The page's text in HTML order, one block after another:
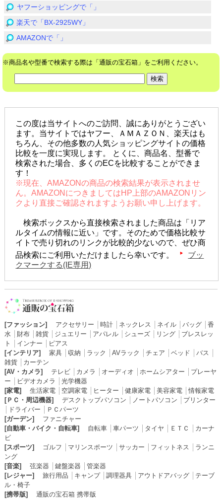
ヤフーショッピングで「」
楽天で「BX-2925WY」
AMAZONで「」
※商品名や型番で検索する際は「通販の宝石箱」をご利用ください。
この度は当サイトへのご訪問、誠にありがとうござい
ます。当サイトではヤフー、ＡＭＡＺＯＮ、楽天はも
ちろん、その他多数の人気ショッピングサイトの価格
比較を一度に実現します。 とくに、商品名、型番で
検索された場合、多くのECを比較することができま
す！
※現在、AMAZONの商品の検索結果が表示されませ
ん。AMAZONにつきましてはHP上部のAMAZONリン
クより直接ご確認されますようお願い申し上げます。
検索ボックスから直接検索されました商品は「リア
ルタイムの情報に近い」です。そのためで価格比較サ
イトで売り切れのリンクが比較的少ないので、ぜひ商
品検索にご利用いただけましたら幸いです。
ブッ
クマークする(IE専用)
[ファッション] アクセサリー 時計│ ネックレス ネイル│ バッグ│ 香
水
財布│ 雑貨│ ジュエリー アパレル│ シューズ│ リング│ ブレスレッ
ト
インナー
ピアス
[インテリア]
家具│ 収納 ラック AVラック チェア ベッド バス
雑貨│ カーテン
[AV・カメラ]
テレビ│ カメラ オーディオ ホームシアター
プレーヤ
ー
ビデオカメラ
光学機器
[家電]
生活家電│ 空調家電│ ヒーター 健康家電│ 美容家電│情報家電
[ＰＣ・周辺機器]
デスクトップパソコン ノートパソコン
プリンター
ドライバー
ＰＣパーツ
[ガーデン]
ファニチャー
[自動車・バイク・自転車]
自転車│ 車パーツ タイヤ ＥＴＣ
カーナ
ビ
[スポーツ]
ゴルフ マリンスポーツ サッカー フィットネス
ランニ
ング
[音楽]
弦楽器 鍵盤楽器
管楽器
[レジャー]
旅行用品 キャンプ│ 調理器具│ アウトドアバッグ│ テーブ
ル・椅子
[携帯版]
通販の宝石箱 携帯版